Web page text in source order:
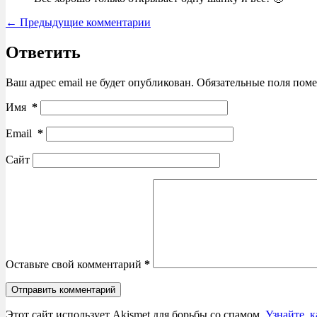
Навигация
комментариям
← Предыдущие комментарии
Ответить
Ваш адрес email не будет опубликован. Обязательные поля
Имя *
Email *
Сайт
Оставьте свой комментарий *
Отправить комментарий
Этот сайт использует Akismet для борьбы со спамом. Узнайте,